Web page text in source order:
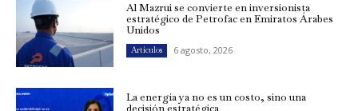
Al Mazrui se convierte en inversionista
estratégico de Petrofac en Emiratos Árabes
Unidos
Artículos 6 agosto, 2026
La energía ya no es un costo, sino una
decisión estratégica